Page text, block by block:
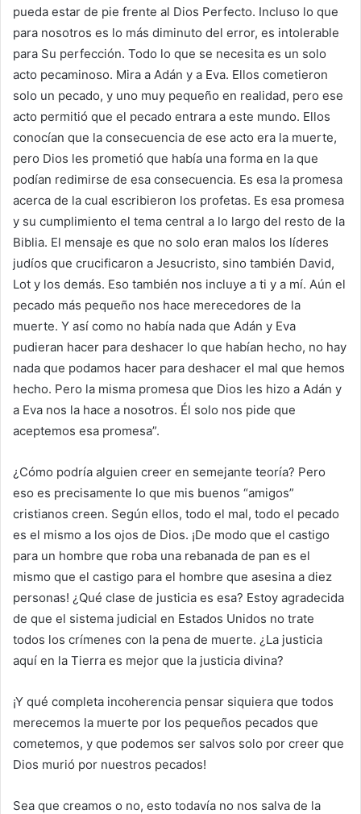
pueda estar de pie frente al Dios Perfecto. Incluso lo que
para nosotros es lo más diminuto del error, es intolerable
para Su perfección. Todo lo que se necesita es un solo
acto pecaminoso. Mira a Adán y a Eva. Ellos cometieron
solo un pecado, y uno muy pequeño en realidad, pero ese
acto permitió que el pecado entrara a este mundo. Ellos
conocían que la consecuencia de ese acto era la muerte,
pero Dios les prometió que había una forma en la que
podían redimirse de esa consecuencia. Es esa la promesa
acerca de la cual escribieron los profetas. Es esa promesa
y su cumplimiento el tema central a lo largo del resto de la
Biblia. El mensaje es que no solo eran malos los líderes
judíos que crucificaron a Jesucristo, sino también David,
Lot y los demás. Eso también nos incluye a ti y a mí. Aún el
pecado más pequeño nos hace merecedores de la
muerte. Y así como no había nada que Adán y Eva
pudieran hacer para deshacer lo que habían hecho, no hay
nada que podamos hacer para deshacer el mal que hemos
hecho. Pero la misma promesa que Dios les hizo a Adán y
a Eva nos la hace a nosotros. Él solo nos pide que
aceptemos esa promesa”.
¿Cómo podría alguien creer en semejante teoría? Pero
eso es precisamente lo que mis buenos “amigos”
cristianos creen. Según ellos, todo el mal, todo el pecado
es el mismo a los ojos de Dios. ¡De modo que el castigo
para un hombre que roba una rebanada de pan es el
mismo que el castigo para el hombre que asesina a diez
personas! ¿Qué clase de justicia es esa? Estoy agradecida
de que el sistema judicial en Estados Unidos no trate
todos los crímenes con la pena de muerte. ¿La justicia
aquí en la Tierra es mejor que la justicia divina?
¡Y qué completa incoherencia pensar siquiera que todos
merecemos la muerte por los pequeños pecados que
cometemos, y que podemos ser salvos solo por creer que
Dios murió por nuestros pecados!
Sea que creamos o no, esto todavía no nos salva de la